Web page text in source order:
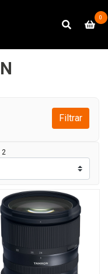
0
Filtrar
2